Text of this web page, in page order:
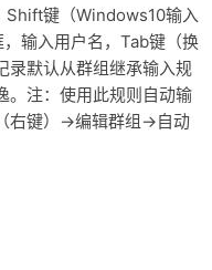
Shift键（Windows10输入
输入用户名，Tab键（换
录默认从群组继承输入规
。注：使用此规则自动输
右键）→编辑群组→自动